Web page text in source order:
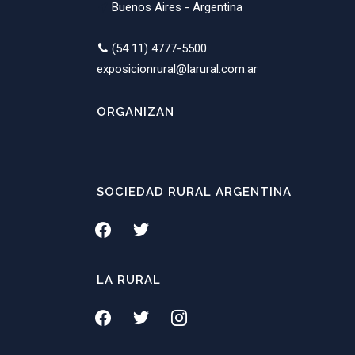
Buenos Aires - Argentina
(54 11) 4777-5500
exposicionrural@larural.com.ar
ORGANIZAN
SOCIEDAD RURAL ARGENTINA
facebooktwitter
LA RURAL
facebooktwitter instagram